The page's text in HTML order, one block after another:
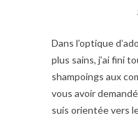
Dans l’optique
plus sains, j’ai fini
shampoings aux
vous avoir
suis orientée vers